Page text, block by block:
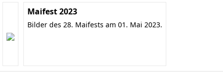
Maifest 2023
Bilder des 28. Maifests am 01. Mai 2023.